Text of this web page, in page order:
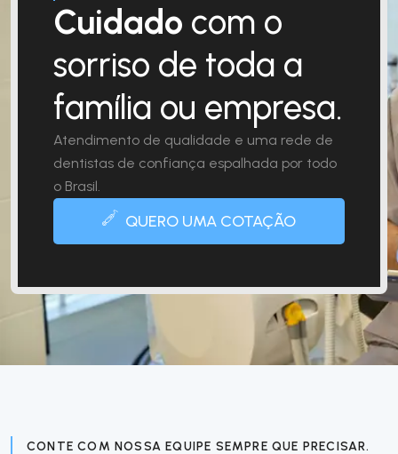
Cuidado com o
sorriso de toda a
família ou empresa.
Atendimento de qualidade e uma rede de
dentistas de confiança espalhada por todo
o Brasil.
QUERO UMA COTAÇÃO
CONTE COM NOSSA EQUIPE SEMPRE QUE PRECISAR.